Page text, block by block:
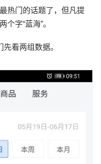
热门的话题了，但凡提
字“蓝海”。
看两组数据。